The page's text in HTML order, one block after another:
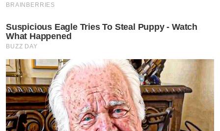
BRAINBERRIES
Suspicious Eagle Tries To Steal Puppy - Watch
What Happened
BUZZ DAY